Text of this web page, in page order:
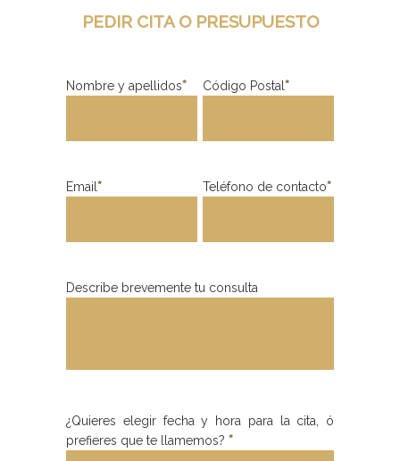
PEDIR CITA O PRESUPUESTO
Nombre y apellidos* Código Postal *
Email * Teléfono de contacto*
Describe brevemente tu consulta
¿Quieres elegir fecha y hora para la cita, ó
prefieres que te llamemos? *